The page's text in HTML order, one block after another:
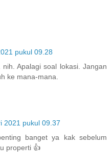
pukul 09.28
Apalagi soal lokasi. Jangan
ke mana-mana.
2021 pukul 09.37
banget ya kak sebelum
properti 👍